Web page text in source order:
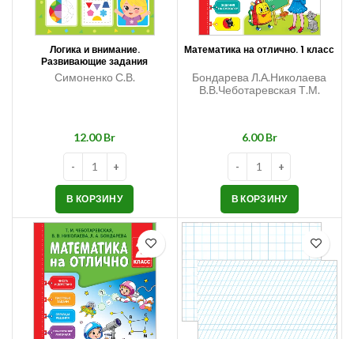
Логика и внимание.
Развивающие задания
Симоненко С.В.
Br
В КОРЗИНУ
Математика на отлично. 1 класс
Бондарева Л.А.Николаева
В.В.Чеботаревская Т.М.
Br
В КОРЗИНУ